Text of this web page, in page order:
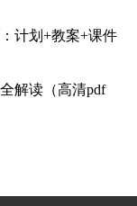
计划+教案+课件
解读（高清pdf